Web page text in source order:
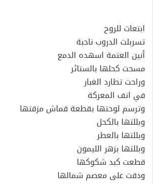
ابتعاث للروح
تسربلت الدروب ناحبة
أنين العتمة اسهده الدمع
مسحت كحلها بالستائر
وراحت تطارد الغبار
في انف المعركة
وترسم لوحتها بقطعة قماش مزقتها
وبللتها بالكحل
وبللتها بالعطر
وبللتها بزهر الليمون
قطعت كبد شكوكها
ودقت على معصم شمالها